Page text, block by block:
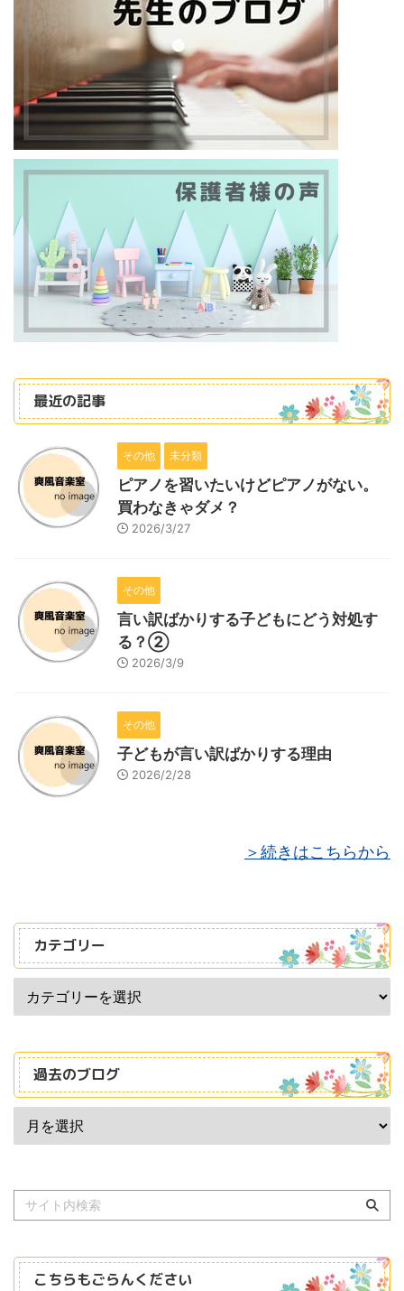
最近の記事
その他 未分類
ピアノを習いたいけどピアノがない。
買わなきゃダメ？
2026/3/27
その他
言い訳ばかりする子どもにどう対処す
る？②
2026/3/9
その他
子どもが言い訳ばかりする理由
2026/2/28
＞続きはこちらから
カテゴリー
過去のブログ
こちらもごらんください